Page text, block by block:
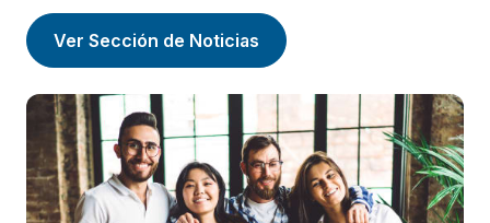
Ver Sección de Noticias